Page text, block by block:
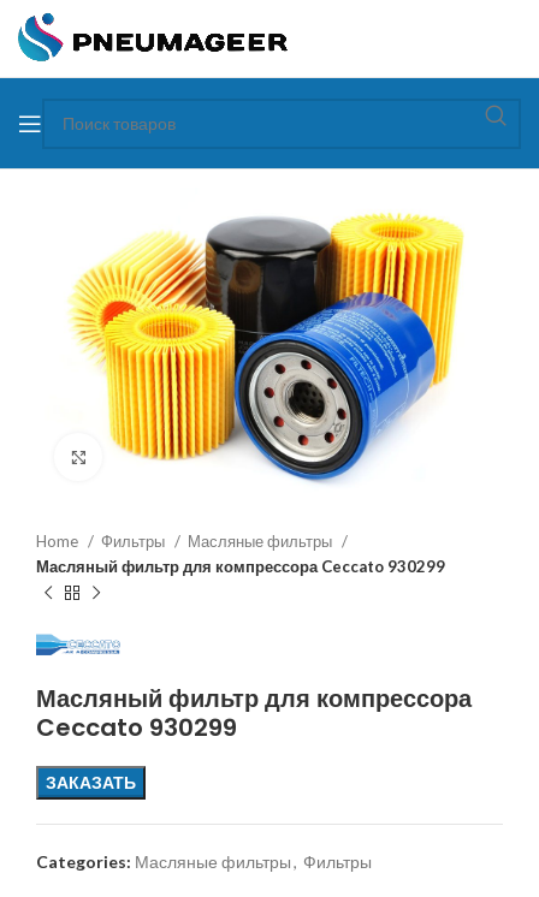
Увеличить
Home Фильтры
Масляные фильтры
Масляный фильтр для компрессора Ceccato 930299
Масляный фильтр для компрессора
Ceccato 930299
ЗАКАЗАТЬ
Categories: Масляные фильтры, Фильтры